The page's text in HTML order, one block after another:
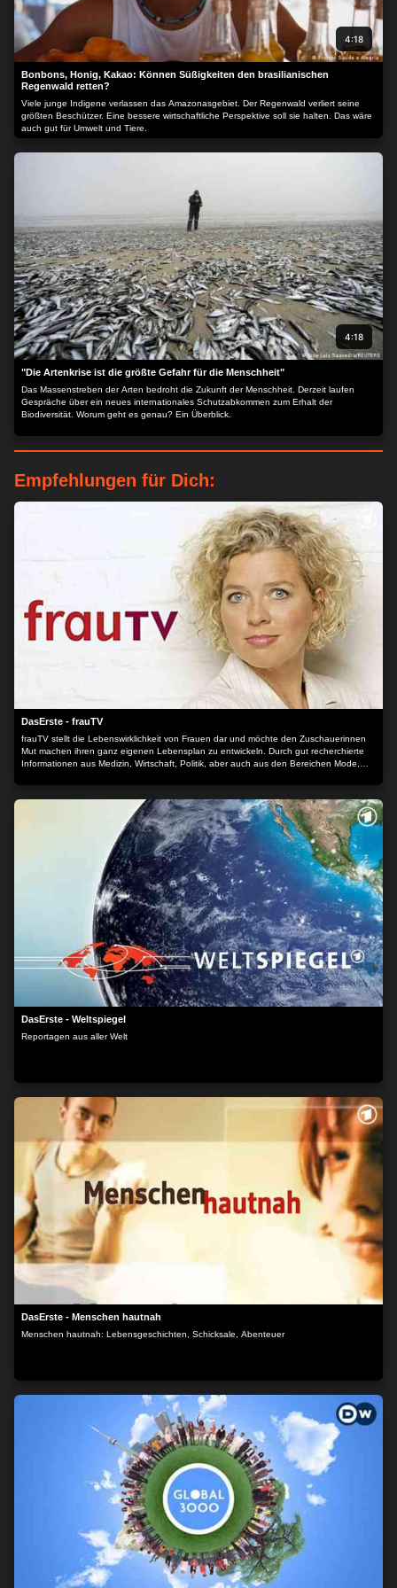
Website. Sie können Ihre Einstellungen jederzeit ändern oder
Ihre Einwilligung widerrufen, indem Sie zu dieser Website
zurückkehren und unten auf der Webseite auf die Schaltfläche
"Datenschutz" klicken.
MEHR OPTIONEN
ZUSTIMMEN
4:18
Bonbons, Honig, Kakao: Können Süßigkeiten den brasilianischen
Regenwald retten?
Viele junge Indigene verlassen das Amazonasgebiet. Der Regenwald verliert seine
größten Beschützer. Eine bessere wirtschaftliche Perspektive soll sie halten. Das wäre
auch gut für Umwelt und Tiere.
4:18
"Die Artenkrise ist die größte Gefahr für die Menschheit"
Das Massenstreben der Arten bedroht die Zukunft der Menschheit. Derzeit laufen
Gespräche über ein neues internationales Schutzabkommen zum Erhalt der
Biodiversität. Worum geht es genau? Ein Überblick.
Empfehlungen für Dich:
DasErste - frauTV
frauTV stellt die Lebenswirklichkeit von Frauen dar und möchte den Zuschauerinnen
Mut machen ihren ganz eigenen Lebensplan zu entwickeln. Durch gut recherchierte
Informationen aus Medizin, Wirtschaft, Politik, aber auch aus den Bereichen Mode,
Holzhammer!
DasErste - Weltspiegel
Reportagen aus aller Welt
DasErste - Menschen hautnah
Menschen hautnah: Lebensgeschichten, Schicksale, Abenteuer